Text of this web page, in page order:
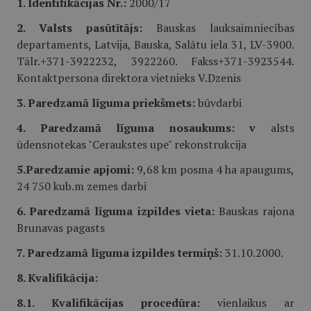
2. Valsts pasūtītājs: Bauskas lauksaimniecības
departaments, Latvija, Bauska, Salātu iela 31, LV-3900.
Tālr.+371-3922232, 3922260. Fakss+371-3923544.
Kontaktpersona direktora vietnieks V.Dzenis
3. Paredzamā līguma priekšmets:būvdarbi
4. Paredzamā līguma nosaukums: v alsts
ūdensnotekas "Ceraukstes upe" rekonstrukcija
5.Paredzamie apjomi: 9,68 km posma 4 ha apaugums,
24 750 kub.m zemes darbi
6. Paredzamā līguma izpildes vieta:Bauskas rajona
Brunavas pagasts
7. Paredzamā līguma izpildes termiņš: 31.10.2000.
8. Kvalifikācija:
8.1. Kvalifikācijas procedūra: vienlaikus ar